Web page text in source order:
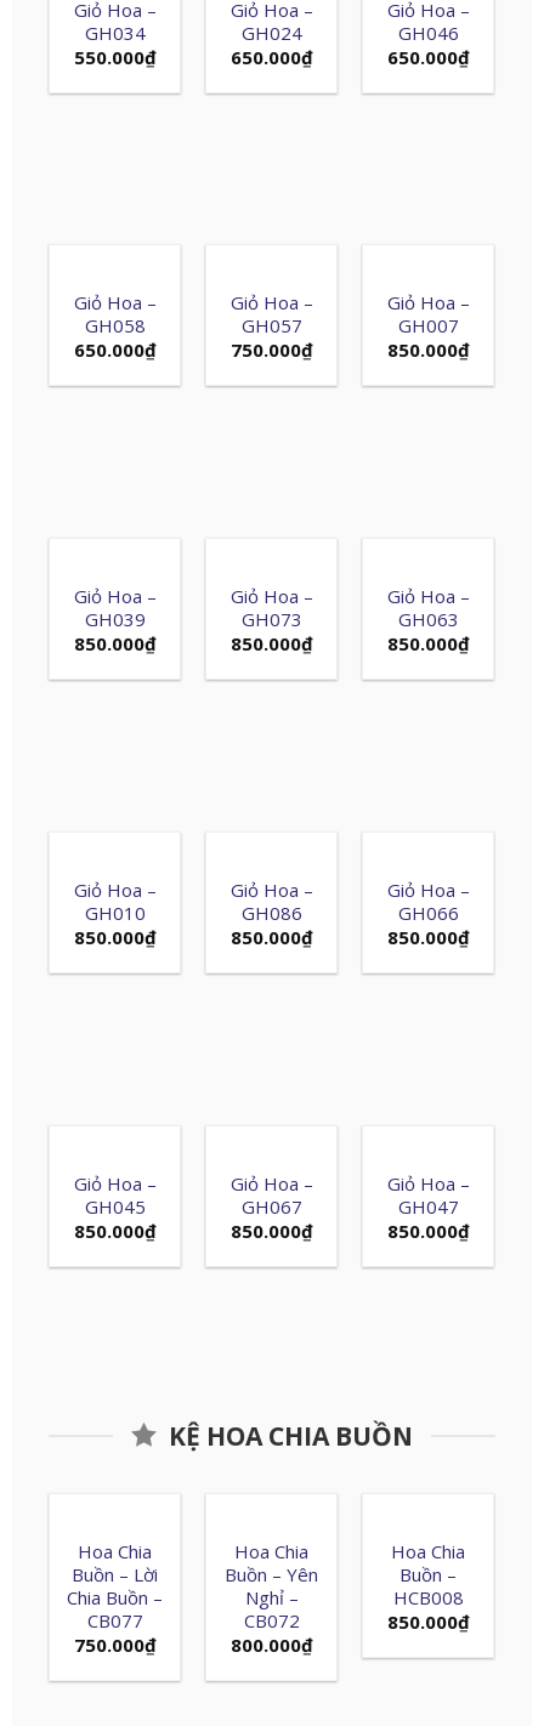
Giỏ Hoa –
GH034
550.000₫
Giỏ Hoa –
GH024
650.000₫
Giỏ Hoa –
GH046
650.000₫
Giỏ Hoa –
GH058
650.000₫
Giỏ Hoa –
GH057
750.000₫
Giỏ Hoa –
GH007
850.000₫
Giỏ Hoa –
GH039
850.000₫
Giỏ Hoa –
GH073
850.000₫
Giỏ Hoa –
GH063
850.000₫
Giỏ Hoa –
GH010
850.000₫
Giỏ Hoa –
GH086
850.000₫
Giỏ Hoa –
GH066
850.000₫
Giỏ Hoa –
GH045
850.000₫
Giỏ Hoa –
GH067
850.000₫
Giỏ Hoa –
GH047
850.000₫
KỆ HOA CHIA BUỒN
Hoa Chia
Buồn – Lời
Chia Buồn –
CB077
750.000₫
Hoa Chia
Buồn – Yên
Nghỉ –
CB072
800.000₫
Hoa Chia
Buồn –
HCB008
850.000₫